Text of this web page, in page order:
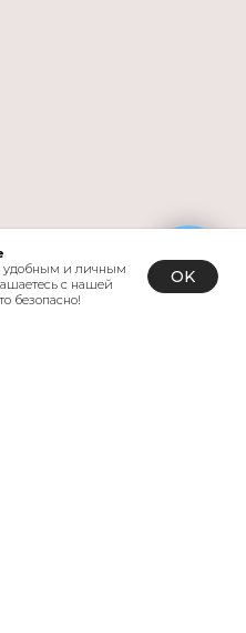
удобным и личным
с нашей
безопасно!
OK